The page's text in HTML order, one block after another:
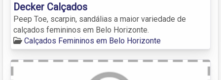
Decker Calçados
Peep Toe, scarpin, sandálias a maior variedade de
calçados femininos em Belo Horizonte.
Calçados Femininos em Belo Horizonte